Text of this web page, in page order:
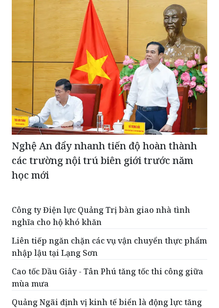
Nghệ An đẩy nhanh tiến độ hoàn thành
các trường nội trú biên giới trước năm
học mới
Công ty Điện lực Quảng Trị bàn giao nhà tình
nghĩa cho hộ khó khăn
Liên tiếp ngăn chặn các vụ vận chuyển thực phẩm
nhập lậu tại Lạng Sơn
Cao tốc Dầu Giây - Tân Phú tăng tốc thi công giữa
mùa mưa
Quảng Ngãi định vị kinh tế biển là động lực tăng